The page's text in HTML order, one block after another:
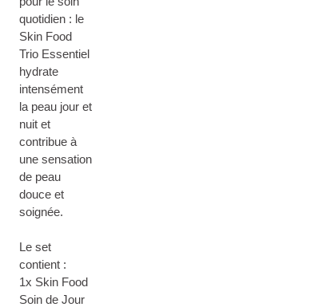
quotidien : le
Skin Food
Trio Essentiel
hydrate
intensément
la peau jour et
nuit et
contribue à
une sensation
de peau
douce et
soignée.
Le set
contient :
1x Skin Food
Soin de Jour